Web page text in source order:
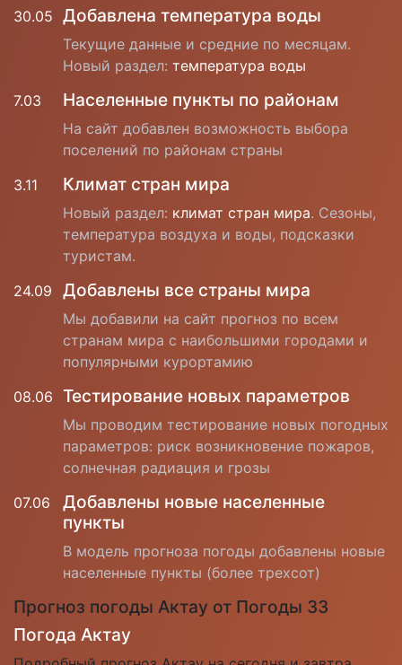
30.05 Добавлена температура воды
Текущие данные и средние по месяцам.
Новый раздел: температура воды
7.03
Населенные пункты по районам
На сайт добавлен возможность выбора
поселений по районам страны
3.11
Климат стран мира
Новый раздел: климат стран мира. Сезоны,
температура воздуха и воды, подсказки
туристам.
24.09
Добавлены все страны мира
Мы добавили на сайт прогноз по всем
странам мира с наибольшими городами и
популярными курортамию
08.06 Тестирование новых параметров
Мы проводим тестирование новых погодных
параметров: риск возникновение пожаров,
солнечная радиация и грозы
07.06
Добавлены новые населенные
пункты
В модель прогноза погоды добавлены новые
населенные пункты (более трехсот)
Прогноз погоды Актау от Погоды 33
Погода Актау